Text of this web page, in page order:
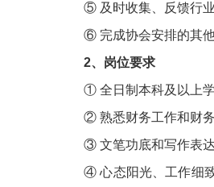
⑤ 及时收集、反馈行
⑥ 完成协会安排的其他
2、岗位要求
① 全日制本科及以上
② 熟悉财务工作和财务
③ 文笔功底和写作表
④ 心态阳光、工作细